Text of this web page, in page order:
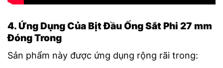
4. Ứng Dụng Của Bịt Đầu Ống Sắt Phi 27 mm
Đóng Trong
Sản phẩm này được ứng dụng rộng rãi trong: